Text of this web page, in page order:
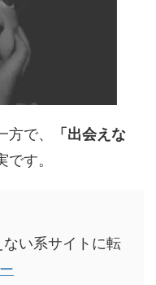
で、
「出会えな
す。
い系サイトに転